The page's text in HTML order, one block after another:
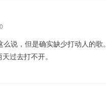
说，但是确实缺少打动人的歌。
过去打不开。